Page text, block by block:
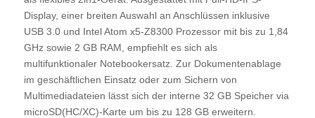
Display, einer breiten Auswahl an Anschlüssen inklusive
USB 3.0 und Intel Atom x5-Z8300 Prozessor mit bis zu 1,84
GHz sowie 2 GB RAM, empfiehlt es sich als
multifunktionaler Notebookersatz. Zur Dokumentenablage
im geschäftlichen Einsatz oder zum Sichern von
Multimediadateien lässt sich der interne 32 GB Speicher via
microSD(HC/XC)-Karte um bis zu 128 GB erweitern.